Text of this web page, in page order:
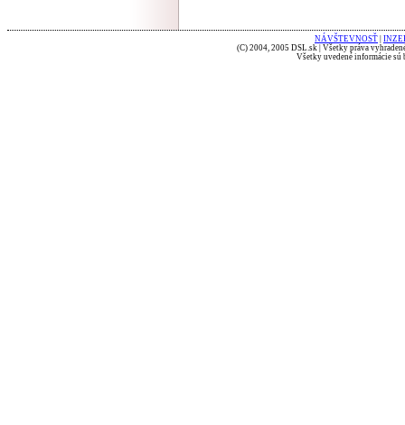
NÁVŠTEVNOSŤ
(C) 2004, 2005 DSL.sk | Všetky práva
Všetky uvedené informácie sú